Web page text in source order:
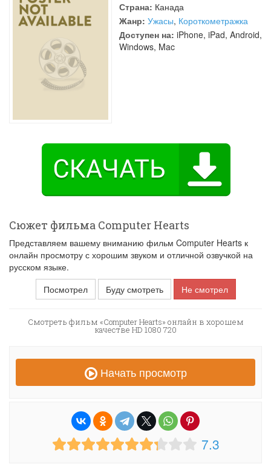
Страна: Канада
Жанр: Ужасы, Короткометражка
Доступен на: iPhone, iPad, Android,
Windows, Mac
Сюжет фильма Computer Hearts
Представляем вашему вниманию фильм Computer Hearts к
онлайн просмотру с хорошим звуком и отличной озвучкой на
русском языке.
Посмотрел
Буду смотреть Не смотрел
Смотреть фильм «Computer Hearts» онлайн в хорошем
качестве HD 1080 720
Начать просмотр
7.3